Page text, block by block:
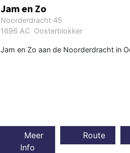
Jam en Zo
Noorderdracht 45
1696 AC Oosterblokker
Jam en Zo aan de Noorderdracht in
Meer
Info
Route